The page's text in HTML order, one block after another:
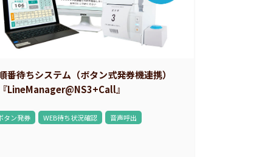
番待ちシステム（ボタン式発券機連携）
『LineManager@NS3+Call』
タン発券 WEB待ち状況確認 音声呼出